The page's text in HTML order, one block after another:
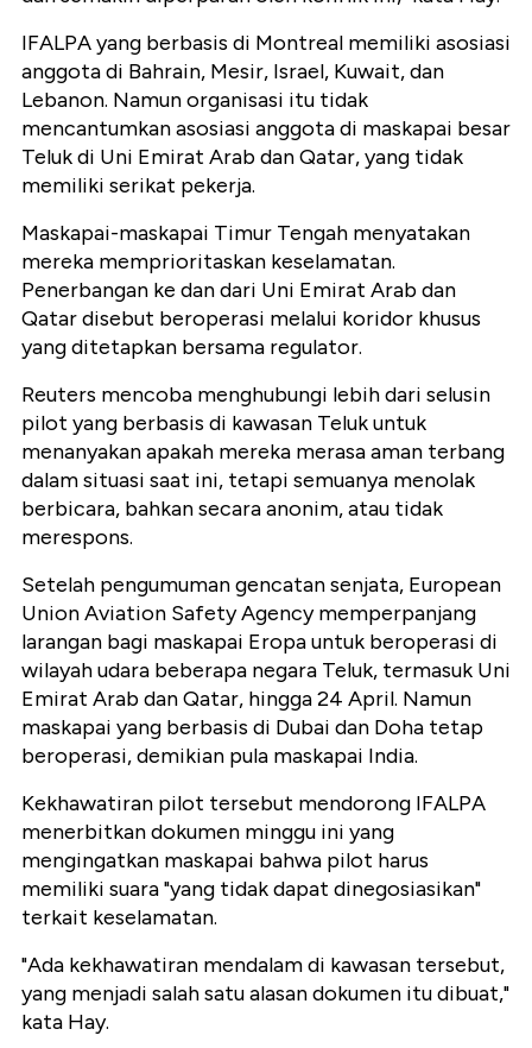
IFALPA yang berbasis di Montreal memiliki asosiasi
anggota di Bahrain, Mesir, Israel, Kuwait, dan
Lebanon. Namun organisasi itu tidak
mencantumkan asosiasi anggota di maskapai besar
Teluk di Uni Emirat Arab dan Qatar, yang tidak
memiliki serikat pekerja.
Maskapai-maskapai Timur Tengah menyatakan
mereka memprioritaskan keselamatan.
Penerbangan ke dan dari Uni Emirat Arab dan
Qatar disebut beroperasi melalui koridor khusus
yang ditetapkan bersama regulator.
Reuters mencoba menghubungi lebih dari selusin
pilot yang berbasis di kawasan Teluk untuk
menanyakan apakah mereka merasa aman terbang
dalam situasi saat ini, tetapi semuanya menolak
berbicara, bahkan secara anonim, atau tidak
merespons.
Setelah pengumuman gencatan senjata, European
Union Aviation Safety Agency memperpanjang
larangan bagi maskapai Eropa untuk beroperasi di
wilayah udara beberapa negara Teluk, termasuk Uni
Emirat Arab dan Qatar, hingga 24 April. Namun
maskapai yang berbasis di Dubai dan Doha tetap
beroperasi, demikian pula maskapai India.
Kekhawatiran pilot tersebut mendorong IFALPA
menerbitkan dokumen minggu ini yang
mengingatkan maskapai bahwa pilot harus
memiliki suara "yang tidak dapat dinegosiasikan"
terkait keselamatan.
"Ada kekhawatiran mendalam di kawasan tersebut,
yang menjadi salah satu alasan dokumen itu dibuat,"
kata Hay.